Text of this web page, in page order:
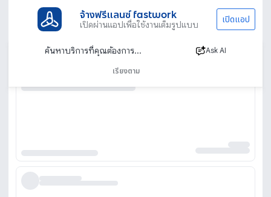
จ้างฟรีแลนซ์ fastwork
เปิดผ่านแอปเพื่อใช้งานเต็มรูปแบบ เปิดแอป
Ask AI
เรียงตาม